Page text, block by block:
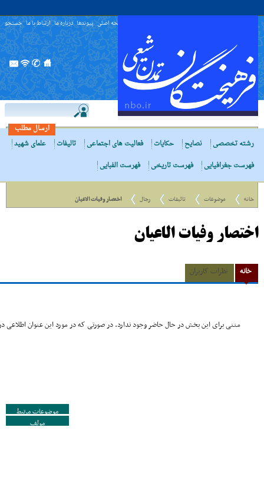
صفحه اصلی پیوندها درباره ما ارتباط با ما جستجو
ارسال مطلب
رشته تخصصی
نصایح حکایات فعالیت های اجتماعی تالیفات
علمای شهید
فهرست جغرافیایی
فهرست تاریخی فهرست الفبایی
خانه موضوعات تالیفات رجال اختصار وفیات الاعیان
اختصار وفیات الاعیان
خانه نظرات کاربران
متنی برای این بخش در حال حاضر وجود ندارد. در صورتی که در مورد این عنوان اطلاعی
موضوعات مرتبط
مولف